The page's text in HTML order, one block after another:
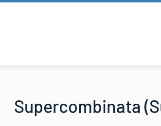
Supercombinata